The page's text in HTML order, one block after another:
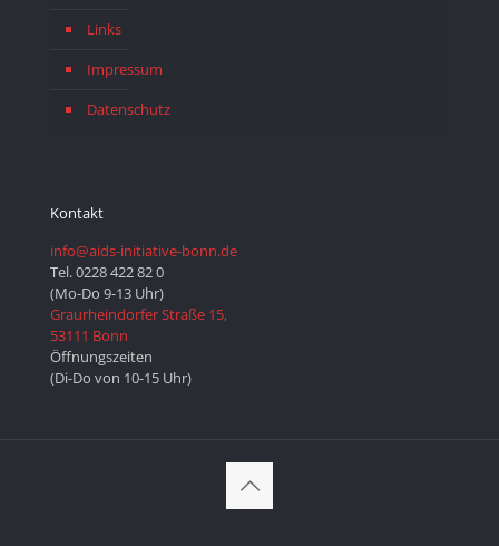
Links
Impressum
Datenschutz
Kontakt
info@aids-initiative-bonn.de
Tel. 0228 422 82 0
(Mo-Do 9-13 Uhr)
Graurheindorfer Straße 15,
53111 Bonn
Öffnungszeiten
(Di-Do von 10-15 Uhr)